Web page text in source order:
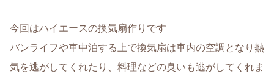
今回はハイエースの換気扇作りです
バンライフや車中泊する上で換気扇は車内の空調となり熱
気を逃がしてくれたり、料理などの臭いも逃がしてくれま